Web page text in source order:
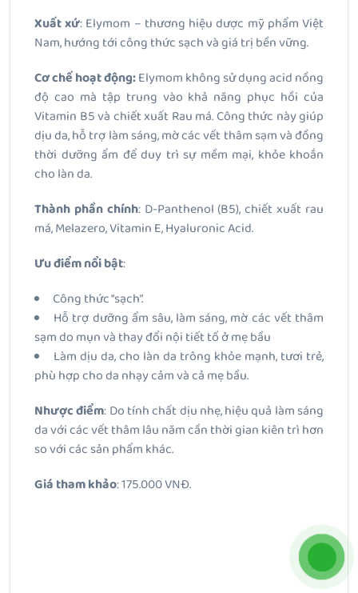
Xuất xứ: Elymom – thương hiệu dược mỹ phẩm Việt
Nam, hướng tới công thức sạch và giá trị bền vững.
Cơ chế hoạt động:Elymom không sử dụng acid nồng
độ cao mà tập trung vào khả năng phục hồi của
Vitamin B5 và chiết xuất Rau má. Công thức này giúp
dịu da, hỗ trợ làm sáng, mờ các vết thâm sạm và đồng
thời dưỡng ẩm để duy trì sự mềm mại, khỏe khoắn
cho làn da.
Thành phần chính: D-Panthenol (B5), chiết xuất rau
má, Melazero, Vitamin E, Hyaluronic Acid.
Ưu điểm nổi bật:
Công thức “sạch”.
Hỗ trợ dưỡng ẩm sâu, làm sáng, mờ các vết thâm
sạm do mụn và thay đổi nội tiết tố ở mẹ bầu
Làm dịu da, cho làn da trông khỏe mạnh, tươi trẻ,
phù hợp cho da nhạy cảm và cả mẹ bầu.
Nhược điểm: Do tính chất dịu nhẹ, hiệu quả làm sáng
da với các vết thâm lâu năm cần thời gian kiên trì hơn
so với các sản phẩm khác.
Giá tham khảo: 175.000 VNĐ.